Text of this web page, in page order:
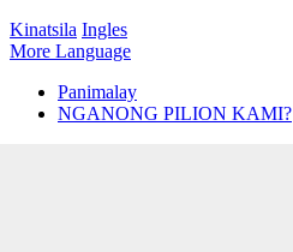
Kinatsila Ingles
More Language
Panimalay
NGANONG PILION KAMI?